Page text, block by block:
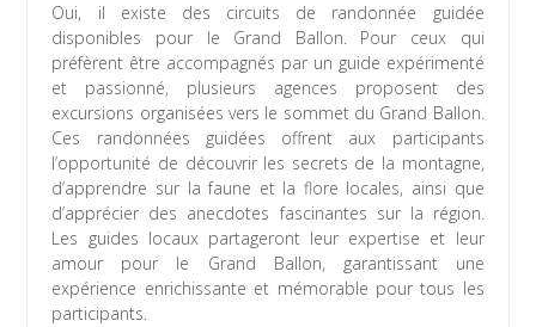
Oui, il existe des circuits de randonnée guidée
disponibles pour le Grand Ballon. Pour ceux qui
préfèrent être accompagnés par un guide expérimenté
et passionné, plusieurs agences proposent des
excursions organisées vers le sommet du Grand Ballon.
Ces randonnées guidées offrent aux participants
l’opportunité de découvrir les secrets de la montagne,
d’apprendre sur la faune et la flore locales, ainsi que
d’apprécier des anecdotes fascinantes sur la région.
Les guides locaux partageront leur expertise et leur
amour pour le Grand Ballon, garantissant une
expérience enrichissante et mémorable pour tous les
participants.